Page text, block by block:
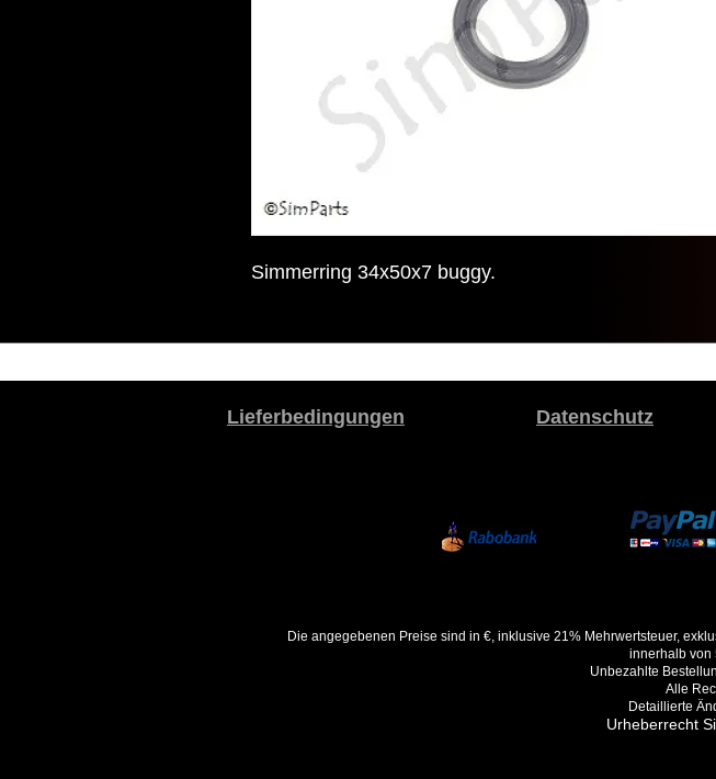
Simmerring 34x50x7 buggy.
Lieferbedingungen Datenschutz
Die angegebenen Preise sind in €, inklusive 21% Mehrwertsteuer,
innerhalb von
Unbezahlte
Alle
Detaillierte
Urheberrecht